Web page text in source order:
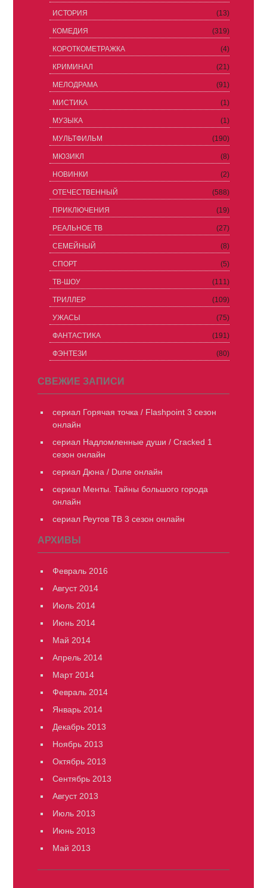
ИСТОРИЯ (13)
КОМЕДИЯ (319)
КОРОТКОМЕТРАЖКА (4)
КРИМИНАЛ (21)
МЕЛОДРАМА (91)
МИСТИКА (1)
МУЗЫКА (1)
МУЛЬТФИЛЬМ (190)
МЮЗИКЛ (8)
НОВИНКИ (2)
ОТЕЧЕСТВЕННЫЙ (588)
ПРИКЛЮЧЕНИЯ (19)
РЕАЛЬНОЕ ТВ (27)
СЕМЕЙНЫЙ (8)
СПОРТ (5)
ТВ-ШОУ (111)
ТРИЛЛЕР (109)
УЖАСЫ (75)
ФАНТАСТИКА (191)
ФЭНТЕЗИ (80)
СВЕЖИЕ ЗАПИСИ
сериал Горячая точка / Flashpoint 3 сезон
онлайн
сериал Надломленные души / Cracked 1
сезон онлайн
сериал Дюна / Dune онлайн
сериал Менты. Тайны большого города
онлайн
сериал Реутов ТВ 3 сезон онлайн
АРХИВЫ
Февраль 2016
Август 2014
Июль 2014
Июнь 2014
Май 2014
Апрель 2014
Март 2014
Февраль 2014
Январь 2014
Декабрь 2013
Ноябрь 2013
Октябрь 2013
Сентябрь 2013
Август 2013
Июль 2013
Июнь 2013
Май 2013